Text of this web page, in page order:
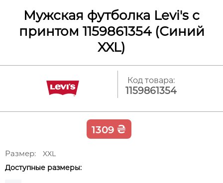
Мужская футболка Levi's с
принтом 1159861354 (Синий
XXL)
Код товара:
1159861354
1309 ₴
Размер:
XXL
Доступные размеры: